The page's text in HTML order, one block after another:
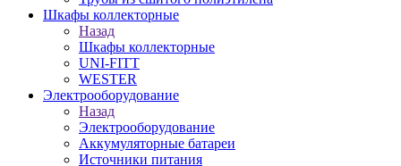
Шкафы коллекторные
Назад
Шкафы коллекторные
UNI-FITT
WESTER
Электрооборудование
Назад
Электрооборудование
Аккумуляторные батареи
Источники питания